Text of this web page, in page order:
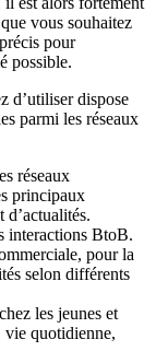
vous souhaitez
pour
possible.
d’utiliser dispose
parmi les réseaux
réseaux
principaux
d’actualités.
interactions BtoB.
pour la
selon différents
les jeunes et
vie quotidienne,